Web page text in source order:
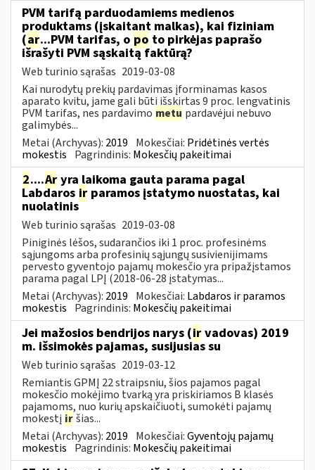
PVM tarifą parduodamiems medienos
produktams (įskaitant malkas), kai fiziniam
(ar...PVM tarifas, o po to pirkėjas paprašo
išrašyti PVM sąskaitą faktūrą?
Web turinio sąrašas 2019-03-08
Kai nurodytų prekių pardavimas įforminamas kasos
aparato kvitu, jame gali būti išskirtas 9 proc. lengvatinis
PVM tarifas, nes pardavimo metu pardavėjui nebuvo
galimybės...
Metai (Archyvas): 2019 Mokesčiai: Pridėtinės vertės
mokestis Pagrindinis: Mokesčių pakeitimai
2....Ar yra laikoma gauta parama pagal
Labdaros ir paramos įstatymo nuostatas, kai
nuolatinis
Web turinio sąrašas 2019-03-08
Piniginės lėšos, sudarančios iki 1 proc. profesinėms
sąjungoms arba profesinių sąjungų susivienijimams
pervesto gyventojo pajamų mokesčio yra pripažįstamos
parama pagal LPĮ (2018-06-28 įstatymas...
Metai (Archyvas): 2019 Mokesčiai: Labdaros ir paramos
mokestis Pagrindinis: Mokesčių pakeitimai
Jei mažosios bendrijos narys (ir vadovas) 2019
m. išsimokės pajamas, susijusias su
Web turinio sąrašas 2019-03-12
Remiantis GPMĮ 22 straipsniu, šios pajamos pagal
mokesčio mokėjimo tvarką yra priskiriamos B klasės
pajamoms, nuo kurių apskaičiuoti, sumokėti pajamų
mokestį iršias...
Metai (Archyvas): 2019 Mokesčiai:Gyventojų pajamų
mokestis Pagrindinis: Mokesčių pakeitimai